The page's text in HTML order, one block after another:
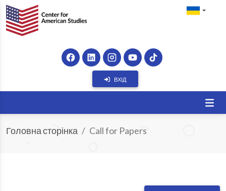
ВХІД
Головна сторінка Call for Papers